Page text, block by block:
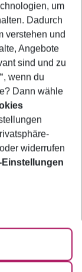
um
Dadurch
verstehen und
Angebote
sind und zu
, wenn du
Dann wähle
widerrufen
Einstellungen